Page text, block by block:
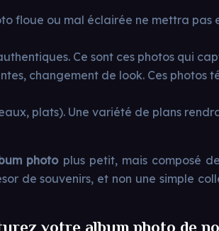
floue ou mal éclairée ne mettra pas
Ce sont ces photos qui
changement de look. Ces
plats). Une variété de plans
photo plus petit, mais composé
de souvenirs, et non une simple
votre album photo de